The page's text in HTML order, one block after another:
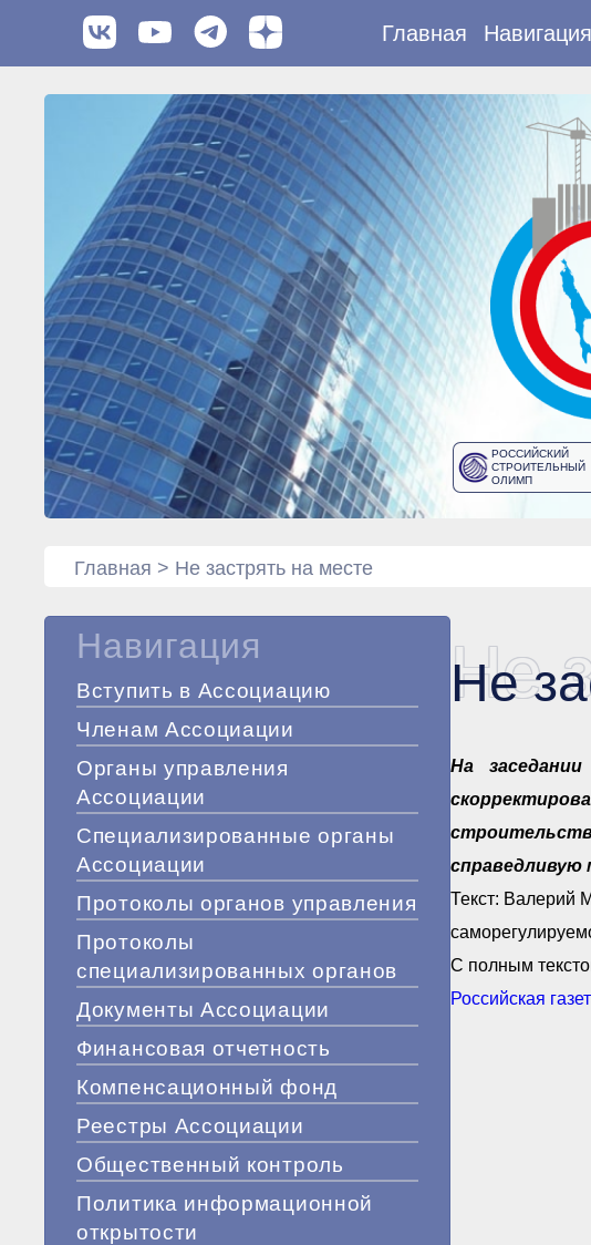
Главная Навигация
РОССИЙСКИЙ
СТРОИТЕЛЬНЫЙ
ОЛИМП
Главная > Не застрять на месте
Навигация
Вступить в Ассоциацию
Членам Ассоциации
Органы управления
Ассоциации
Специализированные органы
Ассоциации
Протоколы органов управления
Протоколы
специализированных органов
Документы Ассоциации
Финансовая отчетность
Компенсационный фонд
Реестры Ассоциации
Общественный контроль
Политика информационной
открытости
Не
Не
На
справедливую
Текст: Валерий
С полным
Российская